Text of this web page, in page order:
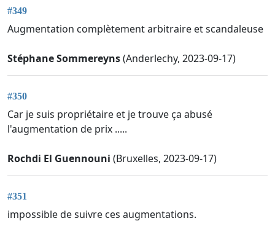
#349
Augmentation complètement arbitraire et scandaleuse
Stéphane Sommereyns(Anderlechy, 2023-09-17)
#350
Car je suis propriétaire et je trouve ça abusé
l'augmentation de prix .....
Rochdi El Guennouni (Bruxelles, 2023-09-17)
#351
impossible de suivre ces augmentations.